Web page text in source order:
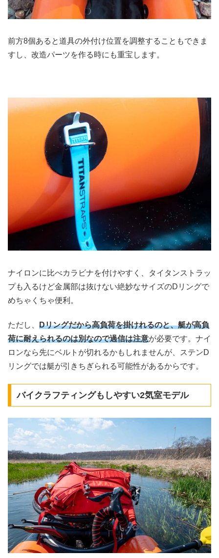
前方8個あると道具の外付け位置を調整することもできま
すし、改造パーツを作る時にも重宝します。
ナイロンに比べカラビナを付けやすく、タイタンストラッ
プも入るけど金属部は抜けない絶妙なサイズのDリングで
めちゃくちゃ便利。
ただし、 Dリングだから高負荷を掛けれるのと、艇が高負
荷に耐えられるのは別なので過信は注意が必要です。ナイ
ロンなら先にベルトが切れるかもしれませんが、ステンD
リングでは艇が引きちぎられる可能性があるからです。
バイクラフティングもしやすい2気室モデル